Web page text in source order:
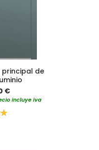
principal de
€
incluye iva